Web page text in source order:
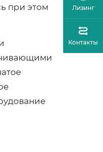
при этом
Лизинг
Контакты